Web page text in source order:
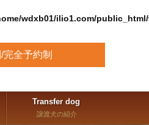
wdxb01/ilio1.com/
完全予約制
Transfer dog
譲渡犬の紹介